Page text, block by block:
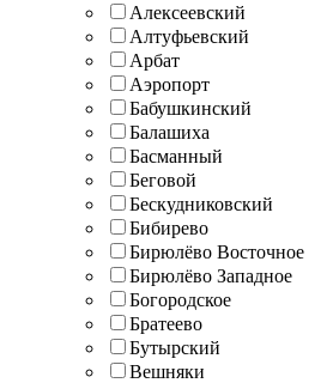
Алексеевский
Алтуфьевский
Арбат
Аэропорт
Бабушкинский
Балашиха
Басманный
Беговой
Бескудниковский
Бибирево
Бирюлёво Восточное
Бирюлёво Западное
Богородское
Братеево
Бутырский
Вешняки